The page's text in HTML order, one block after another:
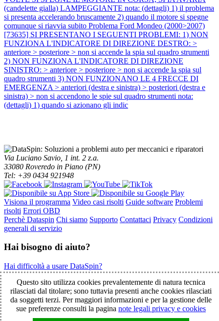
(candelette gialla) LAMPEGGIANTE nota: (dettagli) 1) il problema
si presenta accelerando bruscamente 2) quando il motore si spegne
comunque si riavvia subito Problema Ford Mondeo (2000>2007)
[73635] SI PRESENTANO I SEGUENTI PROBLEMI: 1) NON
FUNZIONA L'INDICATORE DI DIREZIONE DESTRO: >
anteriore > posteriore > non si accende la spia sul quadro strumenti
2) NON FUNZIONA L'INDICATORE DI DIREZIONE
SINISTRO: > anteriore > posteriore > non si accende la spia sul
quadro strumenti 3) NON FUNZIONANO LE 4 FRECCE DI
EMERGENZA > anteriori (destra e sinistra) > posteriori (destra e
sinistra) > non si accendono le spie sul quadro strumenti nota:
(dettagli) 1) quando si azionano gli indic
Via Luciano Savio, 1 int. 2 z.a.
33080 Roveredo in Piano (PN)
Tel: +39 0434 921948
Visiona il programma Video casi risolti Guide software Problemi
risolti Errori OBD
Perchè Dataspin Chi siamo Supporto Contattaci Privacy Condizioni
generali di servizio
Hai bisogno di aiuto?
Hai difficoltà a usare DataSpin?
Clicca per la teleassistenza!
© 2003-2026 DataSpin è un marchio SpinelCar - Tutti i diritti
riservati - È vietata la riproduzione anche parziale - Partita IVA
Questo sito utilizza cookies prevalentemente di natura tecnica
rilasciati dal titolare; sono tuttavia presenti anche cookies rilasciati
da soggetti terzi. Per maggiori informazioni e per la gestione delle
sue preferenze consulti la pagina note legali privacy e cookies